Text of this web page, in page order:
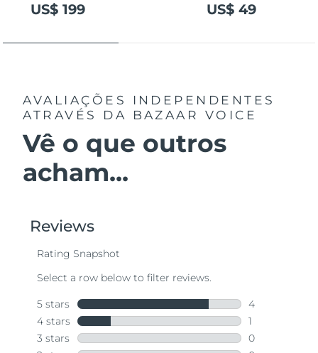
US$ 199 US$ 49
AVALIAÇÕES INDEPENDENTES
ATRAVÉS DA BAZAAR VOICE
Vê o que outros
acham...